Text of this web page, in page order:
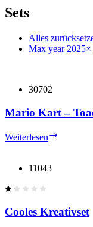
Sets
Alles
Max year 2025×
30702
Mario Kart –
Weiterlesen
11043
Cooles Kreativset